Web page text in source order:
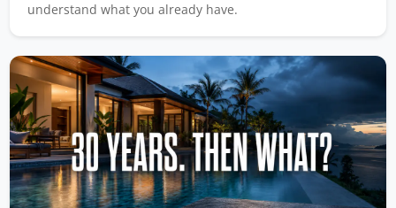
understand what you already have.